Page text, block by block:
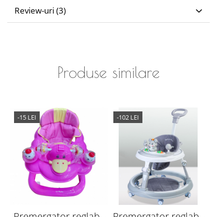
Review-uri (3)
Produse similare
-15 LEI -102 LEI